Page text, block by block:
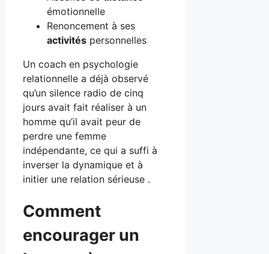
émotionnelle
Renoncement à ses
activités personnelles
Un coach en psychologie
relationnelle a déjà observé
qu’un silence radio de cinq
jours avait fait réaliser à un
homme qu’il avait peur de
perdre une femme
indépendante, ce qui a suffi à
inverser la dynamique et à
initier une relation sérieuse .
Comment
encourager un